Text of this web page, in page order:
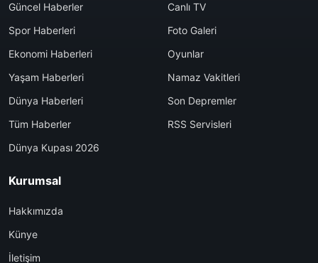
Güncel Haberler
Spor Haberleri
Ekonomi Haberleri
Yaşam Haberleri
Dünya Haberleri
Tüm Haberler
Dünya Kupası 2026
Canlı TV
Foto Galeri
Oyunlar
Namaz Vakitleri
Son Depremler
RSS Servisleri
Kurumsal
Hakkımızda
Künye
İletişim